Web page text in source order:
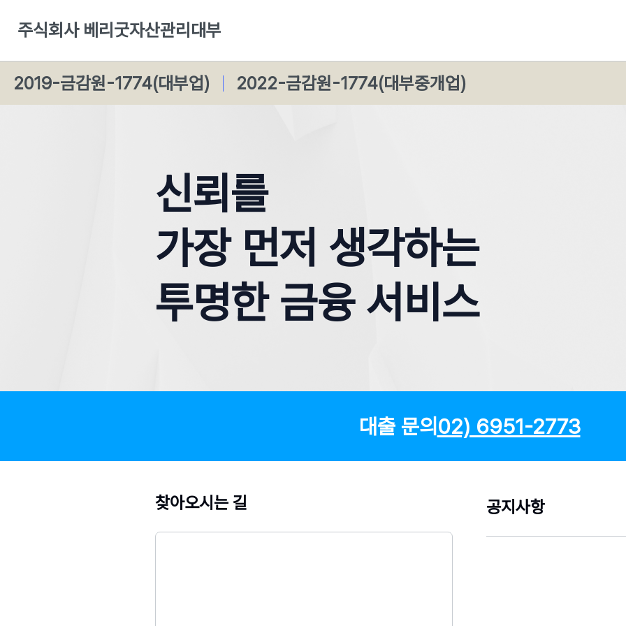
주식회사 베리굿자산관리대부
2019-금감원-1774(대부업) 2022-금감원-1774(대부중개업)
신뢰를
가장 먼저 생각하는
투명한 금융 서비스
대출 문의02) 6951-2773
공지사항
찾아오시는 길